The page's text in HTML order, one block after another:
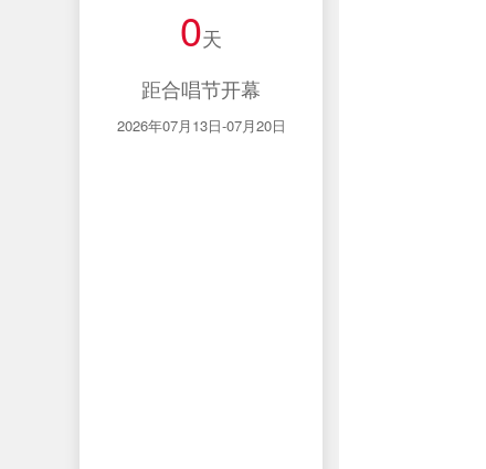
0天
距合唱节开幕
2026年07月13日-07月20日